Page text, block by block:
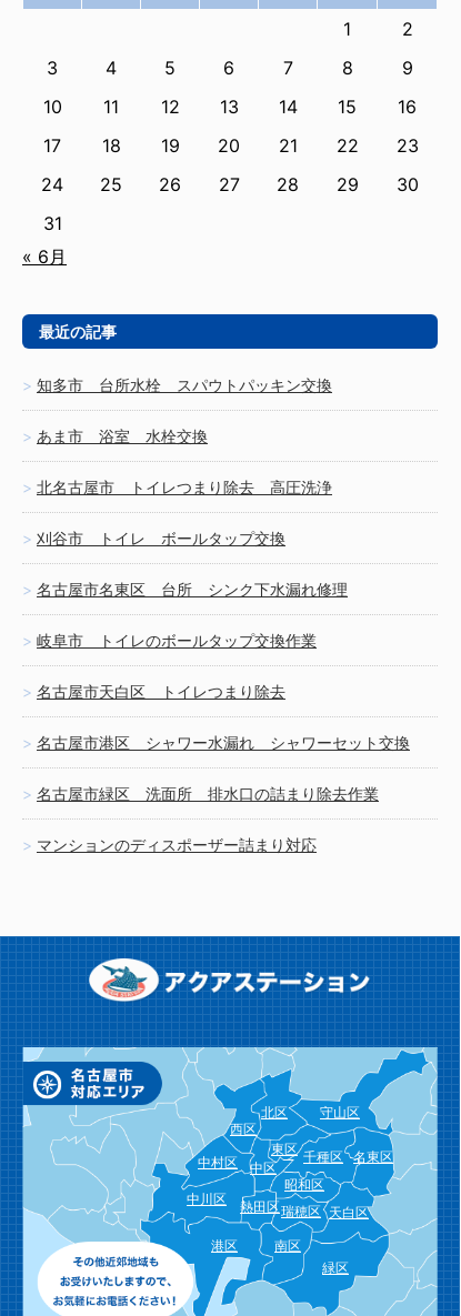
1
2
3
4 5 6 7 8
9
10
11 12 13 14 15
16
17
18 19 20 21 22
23
24
25 26 27 28 29
30
31
« 6月
最近の記事
知多市 台所水栓 スパウトパッキン交換
あま市 浴室 水栓交換
北名古屋市 トイレつまり除去 高圧洗浄
刈谷市 トイレ ボールタップ交換
名古屋市名東区 台所 シンク下水漏れ修理
岐阜市 トイレのボールタップ交換作業
名古屋市天白区 トイレつまり除去
名古屋市港区 シャワー水漏れ シャワーセット交換
名古屋市緑区 洗面所 排水口の詰まり除去作業
マンションのディスポーザー詰まり対応
北区
西区
守山区
東区 名東区
千種区
中区
中村区
昭和区
天白区
瑞穂区
熱田区
中川区
緑区
南区
港区